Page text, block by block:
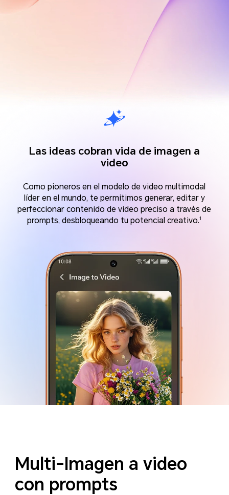
Las ideas cobran vida de imagen a
video
Como pioneros en el modelo de video multimodal
líder en el mundo, te permitimos generar, editar y
perfeccionar contenido de video preciso a través de
prompts, desbloqueando tu potencial creativo.1
Multi-Imagen a video
con prompts